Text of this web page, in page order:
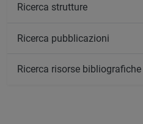
Ricerca strutture
Ricerca pubblicazioni
Ricerca risorse bibliografiche